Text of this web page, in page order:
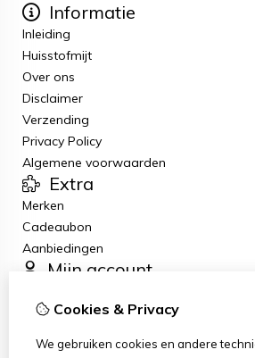
Informatie
Inleiding
Huisstofmijt
Over ons
Disclaimer
Verzending
Privacy Policy
Algemene voorwaarden
Extra
Merken
Cadeaubon
Aanbiedingen
Mijn account
Bestelhistorie
Cookies & Privacy
We gebruiken cookies en andere